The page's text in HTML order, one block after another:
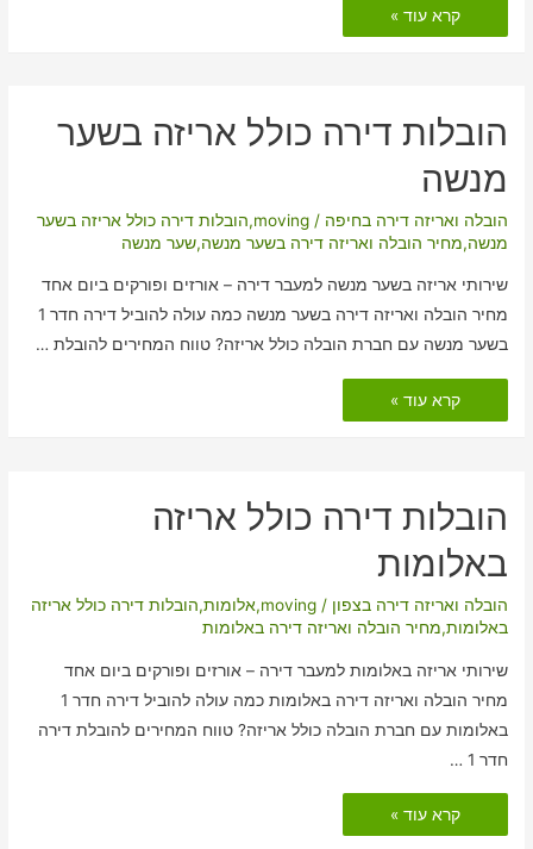
דירה
כולל
קרא עוד »
הובלות דירה כולל אריזה בשער
מנשה
הובלה ואריזה דירה בחיפה /
moving
,הובלות דירה כולל אריזה בשער
מנשה,מחיר הובלה ואריזה דירה בשער מנשה,שער מנשה
שירותי אריזה בשער מנשה למעבר דירה – אורזים ופורקים ביום אחד
מחיר הובלה ואריזה דירה בשער מנשה כמה עולה להוביל דירה חדר 1
בשער מנשה עם חברת הובלה כולל אריזה? טווח המחירים להובלת …
דירה
כולל
קרא עוד »
הובלות דירה כולל אריזה
באלומות
הובלה ואריזה דירה בצפון /
moving
,אלומות,הובלות דירה כולל אריזה
באלומות,מחיר הובלה ואריזה דירה באלומות
שירותי אריזה באלומות למעבר דירה – אורזים ופורקים ביום אחד
מחיר הובלה ואריזה דירה באלומות כמה עולה להוביל דירה חדר 1
באלומות עם חברת הובלה כולל אריזה? טווח המחירים להובלת דירה
חדר 1 …
הובלות
דירה
כולל
קרא עוד »